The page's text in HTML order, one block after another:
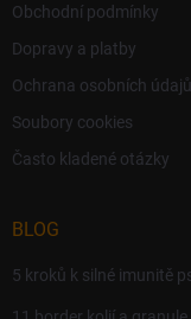
Obchodní podmínky
Dopravy a platby
Ochrana osobních údajů
Soubory cookies
Často kladené otázky
BLOG
5 kroků k silné imunitě